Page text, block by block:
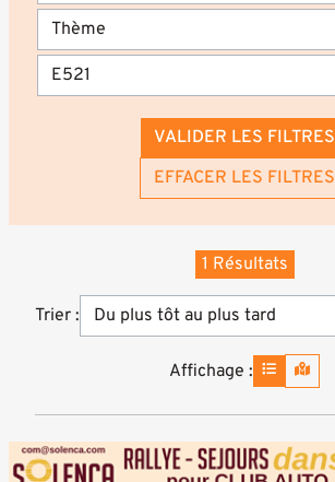
VALIDER LES FILTRES
EFFACER LES FILTRES
Trier :
1 Résultats
Affichage :